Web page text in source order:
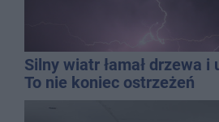
Silny wiatr łamał drzewa i
To nie koniec ostrzeżeń